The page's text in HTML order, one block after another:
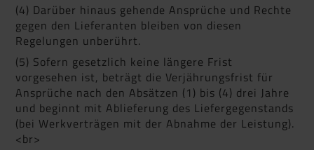
(4) Darüber hinaus gehende Ansprüche und Rechte
gegen den Lieferanten bleiben von diesen
Regelungen unberührt.
(5) Sofern gesetzlich keine längere Frist
vorgesehen ist, beträgt die Verjährungsfrist für
Ansprüche nach den Absätzen (1) bis (4) drei Jahre
und beginnt mit Ablieferung des Liefergegenstands
(bei Werkverträgen mit der Abnahme der Leistung).
<br>